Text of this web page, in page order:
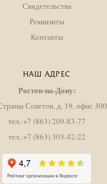
Свидетельства
Реквизиты
Контакты
НАШ АДРЕС
Ростов-на-Дону:
Советов, д. 19, офис 300
тел.:+7 (863) 209-83-77
тел.:+7 (863) 303-42-22